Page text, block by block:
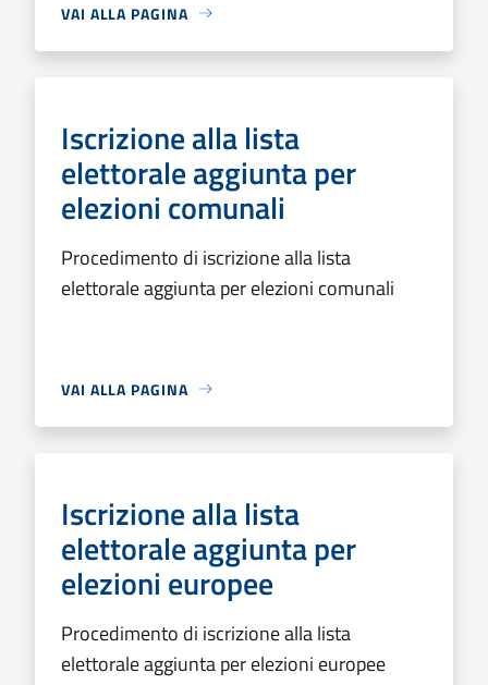
VAI ALLA PAGINA
Iscrizione alla lista
elettorale aggiunta per
elezioni comunali
Procedimento di iscrizione alla lista
elettorale aggiunta per elezioni comunali
VAI ALLA PAGINA
Iscrizione alla lista
elettorale aggiunta per
elezioni europee
Procedimento di iscrizione alla lista
elettorale aggiunta per elezioni europee